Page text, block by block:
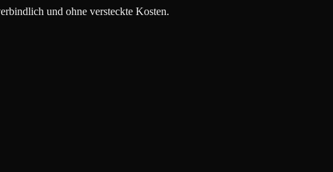
und ohne versteckte Kosten.